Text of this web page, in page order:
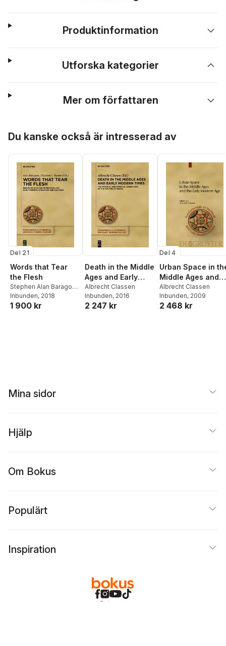
Produktinformation
Utforska kategorier
Mer om författaren
Du kanske också är intresserad av
Del 21
Words that Tear
the Flesh
Stephen Alan Baragona
Elizabeth Louise
Rambo
Inbunden, 2018
1 900 kr
Death in the Middle
Ages and Early
Modern Times
Albrecht Classen
Inbunden, 2016
2 247 kr
Del 4
Urban Space in
Middle Ages and
the Early Modern
Age
Albrecht Classen
Inbunden, 2009
2 468 kr
Mina sidor
Hjälp
Om Bokus
Populärt
Inspiration
Bokus